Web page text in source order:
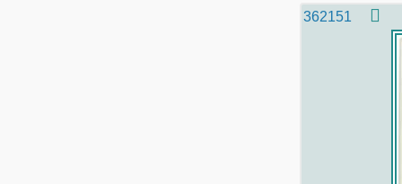
362151